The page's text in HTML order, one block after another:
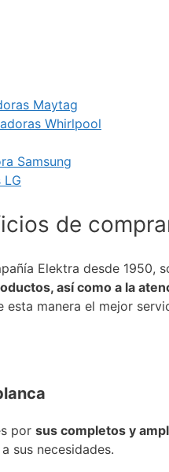
Maytag
Whirlpool
Samsung
LG
de
Elektra desde 1950,
así como a la
manera el mejor
por sus completos y
sus necesidades.